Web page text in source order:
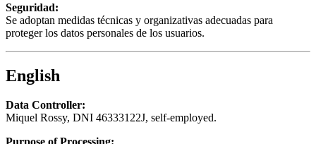
Seguridad:
Se adoptan medidas técnicas y organizativas adecuadas para
proteger los datos personales de los usuarios.
English
Data Controller:
Miquel Rossy, DNI 46333122J, self-employed.